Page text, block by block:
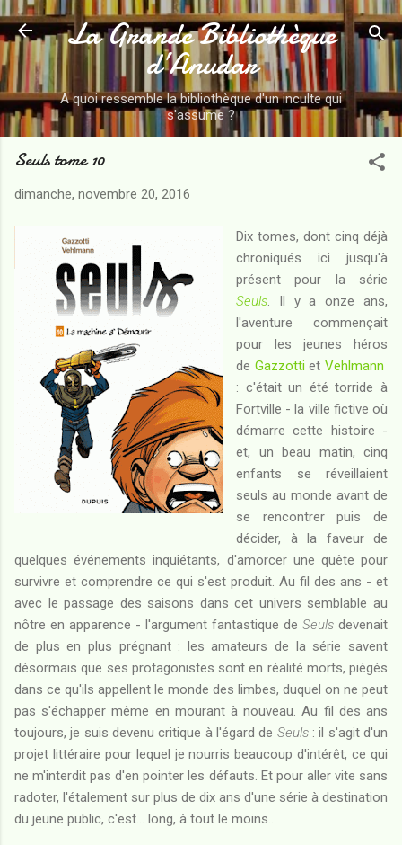
Accéder au contenu principal
La Grande Bibliothèque
d’Anudar
A quoi ressemble la bibliothèque d'un inculte qui
s'assume ?
Seuls tome 10
dimanche, novembre 20, 2016
Dix tomes, dont cinq déjà
chroniqués ici jusqu'à
présent pour la série
Seuls . Il y a onze ans,
l'aventure commençait
pour les jeunes héros
de Gazzotti etVehlmann
: c'était un été torride à
Fortville - la ville fictive où
démarre cette histoire -
et, un beau matin, cinq
enfants se réveillaient
seuls au monde avant de
se rencontrer puis de
décider, à la faveur de
quelques événements inquiétants, d'amorcer une quête pour
survivre et comprendre ce qui s'est produit. Au fil des ans - et
avec le passage des saisons dans cet univers semblable au
nôtre en apparence - l'argument fantastique de Seuls devenait
de plus en plus prégnant : les amateurs de la série savent
désormais que ses protagonistes sont en réalité morts, piégés
dans ce qu'ils appellent le monde des limbes, duquel on ne peut
pas s'échapper même en mourant à nouveau. Au fil des ans
toujours, je suis devenu critique à l'égard de Seuls: il s'agit d'un
projet littéraire pour lequel je nourris beaucoup d'intérêt, ce qui
ne m'interdit pas d'en pointer les défauts. Et pour aller vite sans
radoter, l'étalement sur plus de dix ans d'une série à destination
du jeune public, c'est... long, à tout le moins...